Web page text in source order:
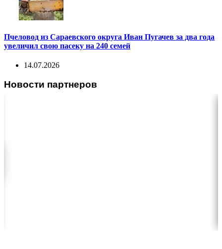
Пчеловод из Сараевского округа Иван Пугачев за два года
увеличил свою пасеку на 240 семей
14.07.2026
Новости партнеров